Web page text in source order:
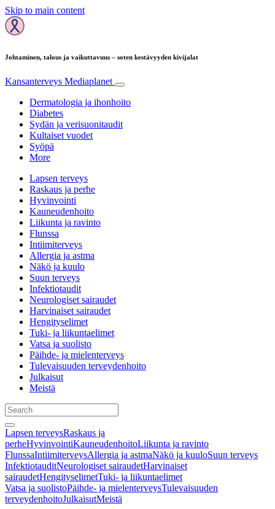
Skip to main content
Johtaminen, talous ja vaikuttavuus – soten kestävyyden kivijalat
Kansanterveys Mediaplanet
Dermatologia ja ihonhoito
Diabetes
Sydän ja verisuonitaudit
Kultaiset vuodet
Syöpä
More
Lapsen terveys
Raskaus ja perhe
Hyvinvointi
Kauneudenhoito
Liikunta ja ravinto
Flunssa
Intiimiterveys
Allergia ja astma
Näkö ja kuulo
Suun terveys
Infektiotaudit
Neurologiset sairaudet
Harvinaiset sairaudet
Hengityselimet
Tuki- ja liikuntaelimet
Vatsa ja suolisto
Päihde- ja mielenterveys
Tulevaisuuden terveydenhoito
Julkaisut
Meistä
Lapsen terveysRaskaus ja
perheHyvinvointiKauneudenhoitoLiikunta ja ravinto
FlunssaIntiimiterveysAllergia ja astmaNäkö ja kuuloSuun terveys
InfektiotauditNeurologiset sairaudetHarvinaiset
sairaudetHengityselimetTuki- ja liikuntaelimet
Vatsa ja suolistoPäihde- ja mielenterveysTulevaisuuden
terveydenhoitoJulkaisutMeistä